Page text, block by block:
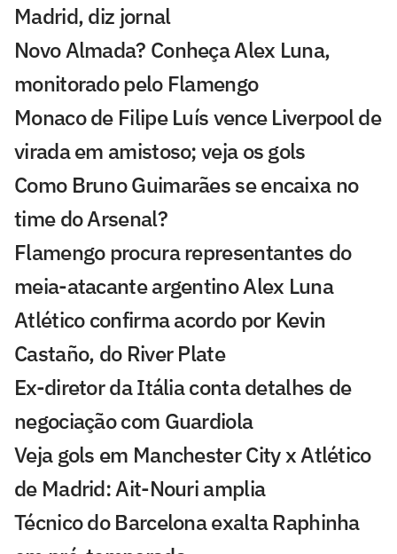
Madrid, diz jornal
Novo Almada? Conheça Alex Luna,
monitorado pelo Flamengo
Monaco de Filipe Luís vence Liverpool de
virada em amistoso; veja os gols
Como Bruno Guimarães se encaixa no
time do Arsenal?
Flamengo procura representantes do
meia-atacante argentino Alex Luna
Atlético confirma acordo por Kevin
Castaño, do River Plate
Ex-diretor da Itália conta detalhes de
negociação com Guardiola
Veja gols em Manchester City x Atlético
de Madrid: Ait-Nouri amplia
Técnico do Barcelona exalta Raphinha